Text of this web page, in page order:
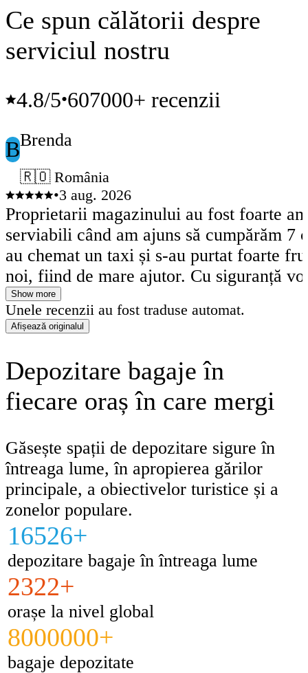
Ce spun călătorii despre
serviciul nostru
4.8/5•607000+ recenzii
BBrenda
🇷🇴 România
•3 aug. 2026
Proprietarii magazinului au fost foarte
serviabili când am ajuns să cumpărăm 7
au chemat un taxi și s-au purtat foarte
noi, fiind de mare ajutor. Cu siguranță
din nou la acest serviciu și îi vom face o
proprietarilor când ne vom întoarce.
Show more
Unele recenzii au fost traduse automat.
Afișează originalul
Depozitare bagaje în
fiecare oraș în care mergi
Găsește spații de depozitare sigure în
întreaga lume, în apropierea gărilor
principale, a obiectivelor turistice și a
zonelor populare.
16526+
depozitare bagaje în întreaga lume
2322+
orașe la nivel global
8000000+
bagaje depozitate